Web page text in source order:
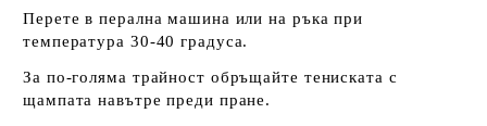
Перете в перална машина или на ръка при
температура 30-40 градуса.
За по-голяма трайност обръщайте тениската с
щампата навътре преди пране.